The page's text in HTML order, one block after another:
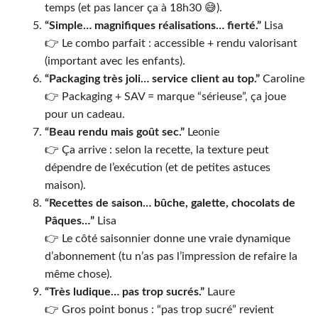
temps (et pas lancer ça à 18h30 😅).
“Simple… magnifiques réalisations… fierté.” Lisa
👉 Le combo parfait : accessible + rendu valorisant
(important avec les enfants).
“Packaging très joli… service client au top.” Caroline
👉 Packaging + SAV = marque “sérieuse”, ça joue
pour un cadeau.
“Beau rendu mais goût sec.” Leonie
👉 Ça arrive : selon la recette, la texture peut
dépendre de l’exécution (et de petites astuces
maison).
“Recettes de saison… bûche, galette, chocolats de
Pâques…” Lisa
👉 Le côté saisonnier donne une vraie dynamique
d’abonnement (tu n’as pas l’impression de refaire la
même chose).
“Très ludique… pas trop sucrés.” Laure
👉 Gros point bonus : “pas trop sucré” revient